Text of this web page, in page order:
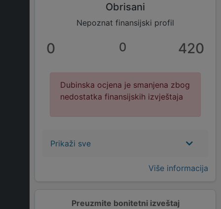
Preuzmite bonitetni izveštaj
Obrisani
Nepoznat finansijski profil
0 0 420
Dubinska ocjena je smanjena zbog
nedostatka finansijskih izvještaja
Prikaži sve
Više informacija